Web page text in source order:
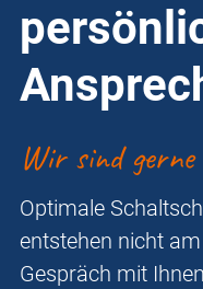
Wir sind
Optimale
entstehen nicht
Gespräch mit